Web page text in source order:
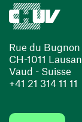
Rue du Bugnon
CH-1011
Vaud - Suisse
+41 21 314 11 11